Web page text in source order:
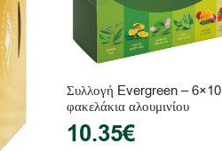
Συλλογή Evergreen – 6×10
φακελάκια αλουμινίου
10.35€